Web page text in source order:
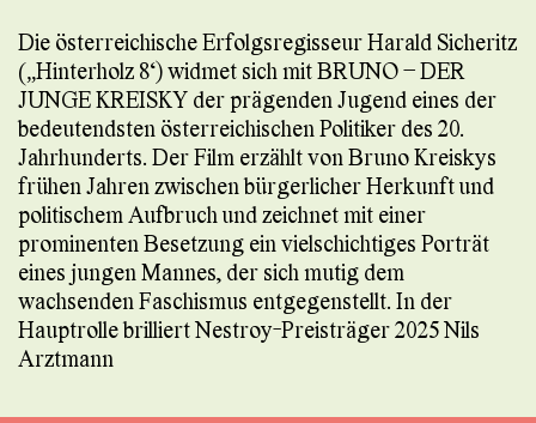
Die österreichische Erfolgsregisseur Harald Sicheritz
(„Hinterholz 8“) widmet sich mit BRUNO – DER
JUNGE KREISKY der prägenden Jugend eines der
bedeutendsten österreichischen Politiker des 20.
Jahrhunderts. Der Film erzählt von Bruno Kreiskys
frühen Jahren zwischen bürgerlicher Herkunft und
politischem Aufbruch und zeichnet mit einer
prominenten Besetzung ein vielschichtiges Porträt
eines jungen Mannes, der sich mutig dem
wachsenden Faschismus entgegenstellt. In der
Hauptrolle brilliert Nestroy-Preisträger 2025 Nils
Arztmann